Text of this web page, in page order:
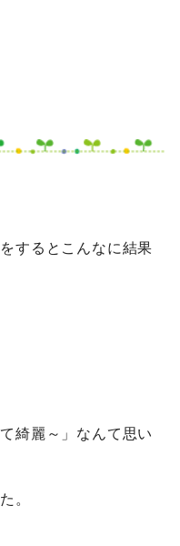
するとこんなに結果
綺麗～」なんて思い
。